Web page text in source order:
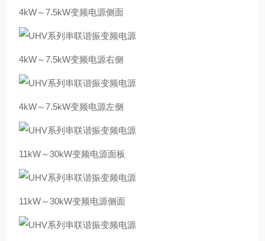
4kW～7.5kW变频电源侧面
4kW～7.5kW变频电源右侧
4kW～7.5kW变频电源左侧
11kW～30kW变频电源面板
11kW～30kW变频电源侧面